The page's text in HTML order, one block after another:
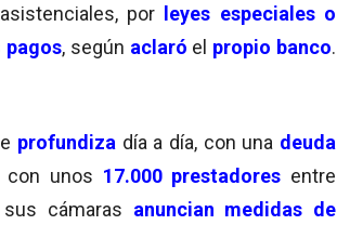
por leyes especiales o
pagos, según aclaró el propio banco.
profundiza día a día, con una deuda
con unos 17.000 prestadores entre
cámaras anuncian medidas de